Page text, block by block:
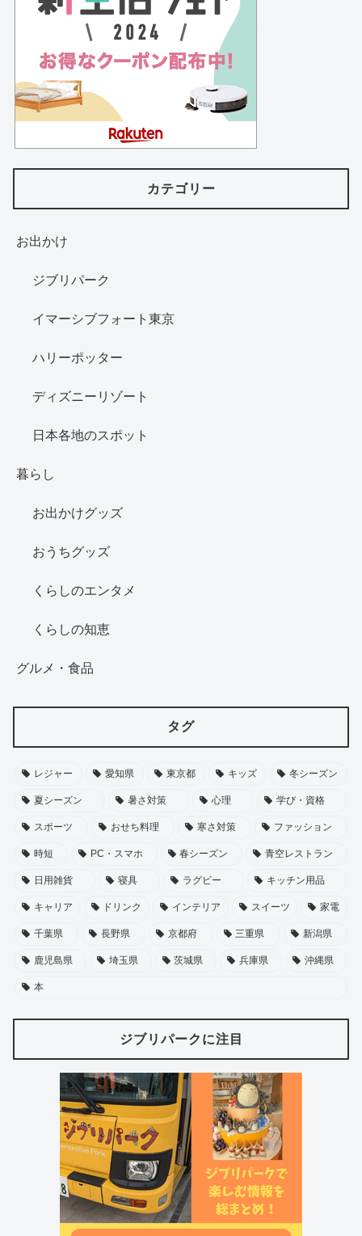
カテゴリー
お出かけ
ジブリパーク
イマーシブフォート東京
ハリーポッター
ディズニーリゾート
日本各地のスポット
暮らし
お出かけグッズ
おうちグッズ
くらしのエンタメ
くらしの知恵
グルメ・食品
タグ
レジャー 愛知県 東京都 キッズ 冬シーズン
夏シーズン 暑さ対策 心理 学び・資格
スポーツ おせち料理 寒さ対策 ファッション
時短 PC・スマホ 春シーズン 青空レストラン
日用雑貨 寝具 ラグビー キッチン用品
キャリア ドリンク インテリア スイーツ 家電
千葉県 長野県 京都府 三重県 新潟県
鹿児島県 埼玉県 茨城県 兵庫県 沖縄県
本
ジブリパークに注目